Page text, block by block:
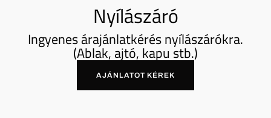
Nyílászáró
Ingyenes árajánlatkérés nyílászárókra.
(Ablak, ajtó, kapu stb.)
AJÁNLATOT KÉREK